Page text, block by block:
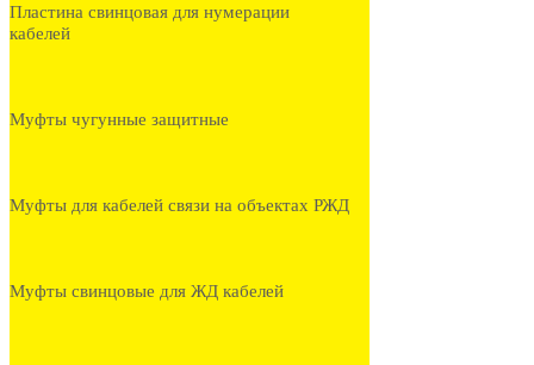
Пластина свинцовая для нумерации
кабелей
Муфты чугунные защитные
Муфты для кабелей связи на объектах РЖД
Муфты свинцовые для ЖД кабелей